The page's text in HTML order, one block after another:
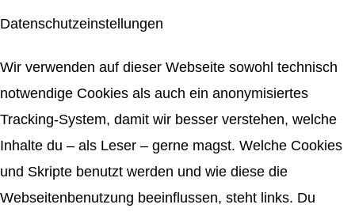
Datenschutzeinstellungen
Wir verwenden auf dieser Webseite sowohl technisch
notwendige Cookies als auch ein anonymisiertes
Tracking-System, damit wir besser verstehen, welche
Inhalte du – als Leser – gerne magst. Welche Cookies
und Skripte benutzt werden und wie diese die
Webseitenbenutzung beeinflussen, steht links. Du